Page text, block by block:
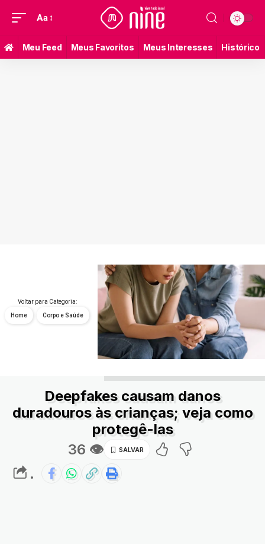
Aa
Meu Feed Meus Favoritos Meus Interesses Histórico
Voltar para Categoria:
Home Corpo e Saúde
Deepfakes causam danos
duradouros às crianças; veja como
protegê-las
36 👁
.